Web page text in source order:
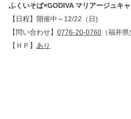
ふくいそば×GODIVA マリアージュキ
【日程】開催中～12/22（日)
【問い合わせ】 0776-20-0760（福井県
【ＨＰ】 あり